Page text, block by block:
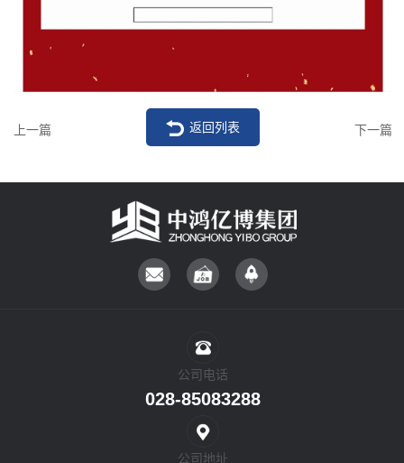
上一篇 下一篇
返回列表
公司电话
028-85083288
公司地址